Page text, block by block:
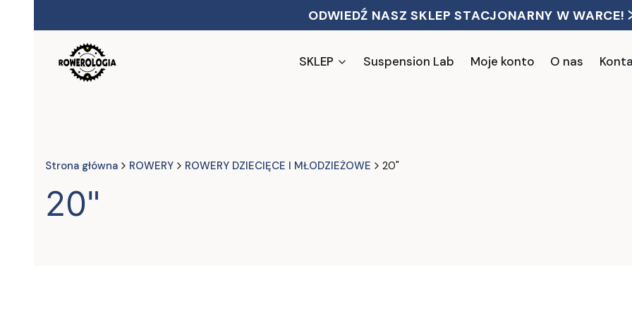
ODWIEDŹ NASZ SKLEP STACJONARNY W WARCE!
SKLEP Suspension Lab Moje konto O nas
Strona główna ROWERY ROWERY DZIECIĘCE I MŁODZIEŻOWE 20"
20"